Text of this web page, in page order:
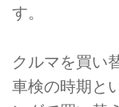
す。
クルマを買い
車検の時期と